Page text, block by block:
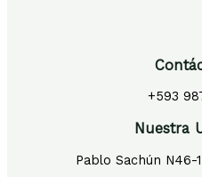
+593
Nuestra
Pablo Sachún